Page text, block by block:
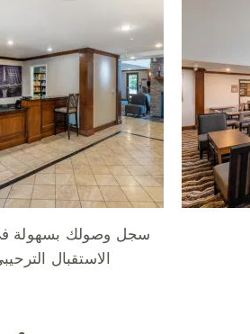
سجل وصولك بسهولة
الاستقبال